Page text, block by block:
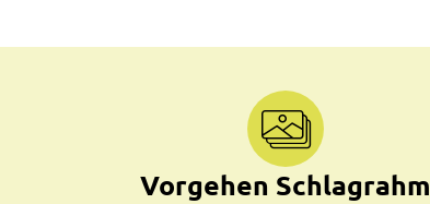
Vorgehen Schlagrahm